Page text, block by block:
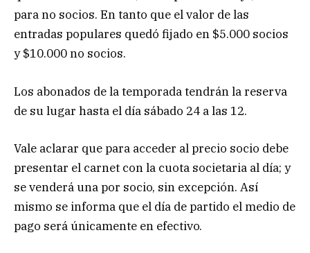
para no socios. En tanto que el valor de las
entradas populares quedó fijado en $5.000 socios
y $10.000 no socios.
Los abonados de la temporada tendrán la reserva
de su lugar hasta el día sábado 24 a las 12.
Vale aclarar que para acceder al precio socio debe
presentar el carnet con la cuota societaria al día; y
se venderá una por socio, sin excepción. Así
mismo se informa que el día de partido el medio de
pago será únicamente en efectivo.